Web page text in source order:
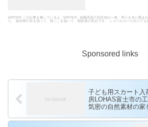
WRITER この記事を書いている人 - WRITER - 朝霧高原の別荘地の一角、周りを木に囲ま
り。 雑木林の木を伐って、根っこを抜いて、開拓者の気分です。 ショベルカーと比べて
Sponsored links
子ども用スカート
房LOHAS富士市の
気密の自然素材の家